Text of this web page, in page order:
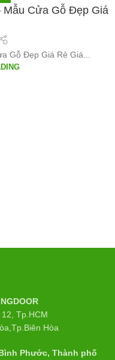
Cửa Gỗ Đẹp Giá
Gỗ Đẹp Giá Rẻ Giá...
Tp.HCM
Hòa
Phước, Thành phố